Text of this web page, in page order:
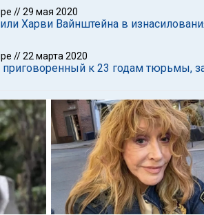
//29 мая 2020
Харви Вайнштейна в
//22 марта 2020
к 23 годам тюрьмы,